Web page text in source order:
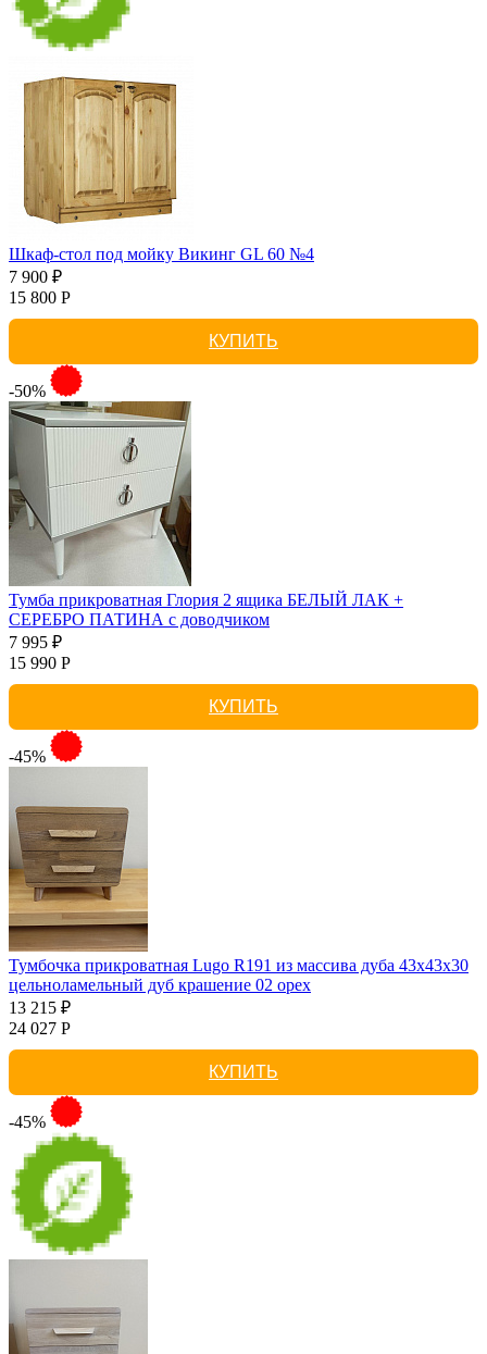
Шкаф-стол под мойку Викинг GL 60 №4
7 900 ₽
15 800 Р
КУПИТЬ
-50%
Тумба прикроватная Глория 2 ящика БЕЛЫЙ ЛАК +
СЕРЕБРО ПАТИНА с доводчиком
7 995 ₽
15 990 Р
КУПИТЬ
-45%
Тумбочка прикроватная Lugo R191 из массива дуба 43х43х30
цельноламельный дуб крашение 02 орех
13 215 ₽
24 027 Р
КУПИТЬ
-45%